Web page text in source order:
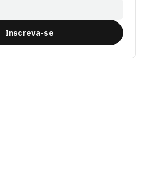
Inscreva-se